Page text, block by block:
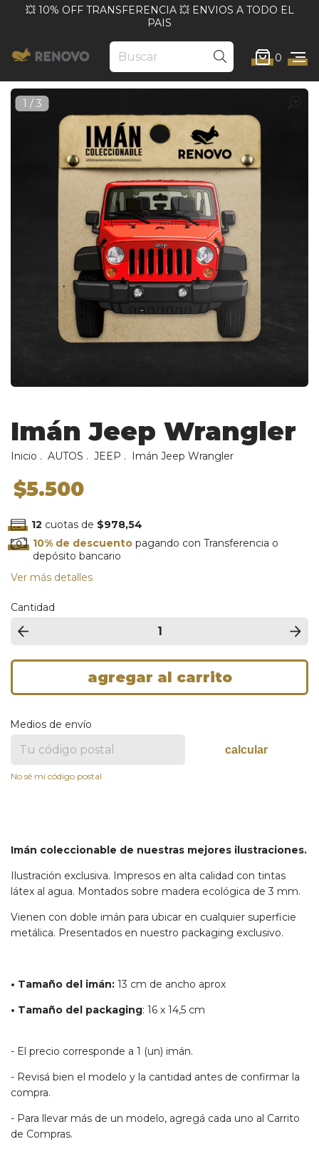
💥 10% OFF TRANSFERENCIA 💥 ENVIOS A TODO EL
PAIS
0
Imán Jeep Wrangler
Inicio . AUTOS . JEEP . Imán Jeep Wrangler
$5.500
12 cuotas de $978,54
10% de descuento pagando con Transferencia o
depósito bancario
Ver más detalles
Cantidad
Medios de envío
calcular
No sé mi código postal
Imán coleccionable de nuestras mejores ilustraciones.
Ilustración exclusiva. Impresos en alta calidad con tintas
látex al agua. Montados sobre madera ecológica de 3 mm.
Vienen con doble imán para ubicar en cualquier superficie
metálica. Presentados en nuestro packaging exclusivo.
• Tamaño del imán: 13 cm de ancho aprox
• Tamaño del packaging: 16 x 14,5 cm
- El precio corresponde a 1 (un) imán.
- Revisá bien el modelo y la cantidad antes de confirmar la
compra.
- Para llevar más de un modelo, agregá cada uno al Carrito
de Compras.
1 / 3